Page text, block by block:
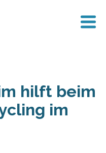
hilft beim
im